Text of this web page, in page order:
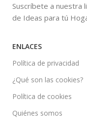
Suscríbete a nuestra
de Ideas para tú
ENLACES
Política de privacidad
¿Qué son las cookies?
Política de cookies
Quiénes somos